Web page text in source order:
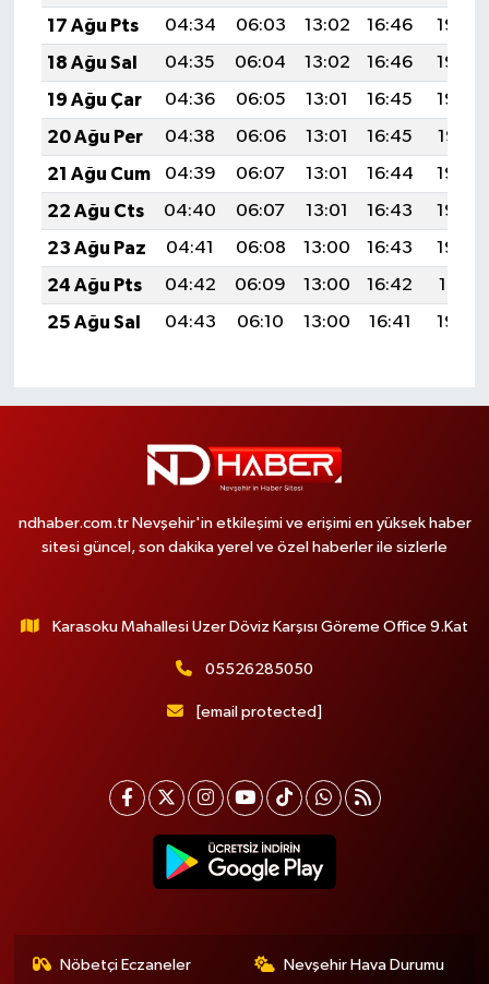
17 Ağu Pts
04:34 06:03 13:02 16:46
19:50
18 Ağu Sal
04:35 06:04 13:02 16:46
19:49
19 Ağu Çar
04:36 06:05 13:01 16:45
19:48
20 Ağu Per
04:38 06:06 13:01 16:45
19:47
21 Ağu Cum
04:39 06:07 13:01 16:44
19:45
22 Ağu Cts
04:40 06:07 13:01 16:43
19:44
23 Ağu Paz
04:41 06:08 13:00 16:43
19:43
24 Ağu Pts
04:42 06:09 13:00 16:42
19:41
25 Ağu Sal
04:43 06:10 13:00 16:41 19:40
ndhaber.com.tr Nevşehir'in etkileşimi ve erişimi en yüksek haber
sitesi güncel, son dakika yerel ve özel haberler ile sizlerle
Karasoku Mahallesi Uzer Döviz Karşısı Göreme Office 9.Kat
05526285050
[email protected]
Nöbetçi Eczaneler Nevşehir Hava Durumu